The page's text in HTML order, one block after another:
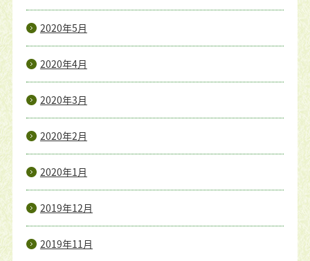
2020年5月
2020年4月
2020年3月
2020年2月
2020年1月
2019年12月
2019年11月